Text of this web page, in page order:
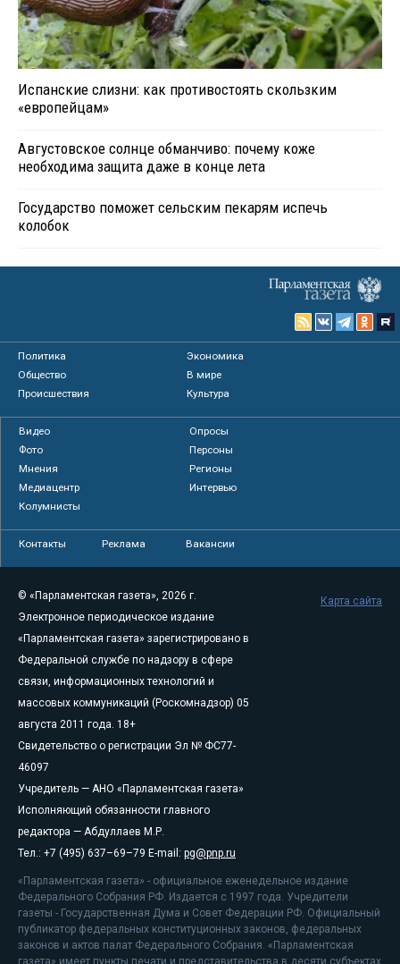
Испанские слизни: как противостоять скользким
«европейцам»
Августовское солнце обманчиво: почему коже
необходима защита даже в конце лета
Государство поможет сельским пекарям испечь
колобок
Политика
Экономика
Общество
В мире
Происшествия
Культура
Видео
Опросы
Фото
Персоны
Мнения
Регионы
Медиацентр
Интервью
Колумнисты
Контакты Реклама Вакансии
© «Парламентская газета», 2026 г.
Электронное периодическое издание
«Парламентская газета» зарегистрировано в
Федеральной службе по надзору в сфере
связи, информационных технологий и
массовых коммуникаций (Роскомнадзор) 05
августа 2011 года. 18+
Свидетельство о регистрации Эл № ФС77-
46097
Учредитель — АНО «Парламентская газета»
Исполняющий обязанности главного
редактора — Абдуллаев М.Р.
Тел.: +7 (495) 637–69–79 E-mail: pg@pnp.ru
«Парламентская газета» - официальное еженедельное издание
Федерального Собрания РФ. Издается с 1997 года. Учредители
газеты - Государственная Дума и Совет Федерации РФ. Официальный
публикатор федеральных конституционных законов, федеральных
законов и актов палат Федерального Собрания. «Парламентская
газета» имеет пункты печати и представительства в десяти субъектах
Карта сайта